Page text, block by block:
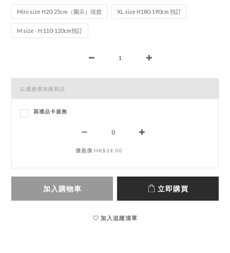
Mini size H20-25cm（圖示）現貨 XL size H180-190cm 預訂
M size - H 110-120cm預訂
以優惠價加購商品
寫禮品卡服務
優惠價 HK$38.00
加入購物車 立即購買
加入追蹤清單